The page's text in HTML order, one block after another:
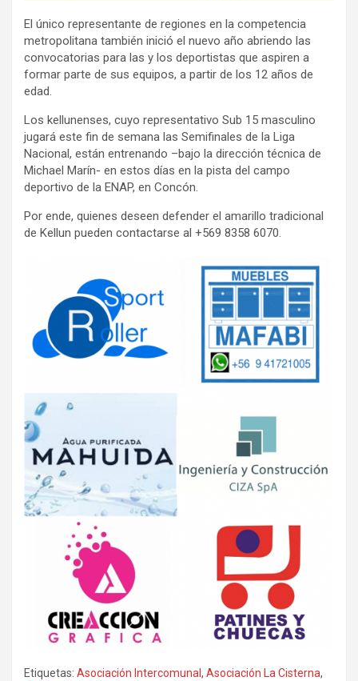
El único representante de regiones en la competencia
metropolitana también inició el nuevo año abriendo las
convocatorias para las y los deportistas que aspiren a
formar parte de sus equipos, a partir de los 12 años de
edad.
Los kellunenses, cuyo representativo Sub 15 masculino
jugará este fin de semana las Semifinales de la Liga
Nacional, están entrenando –bajo la dirección técnica de
Michael Marín- en estos días en la pista del campo
deportivo de la ENAP, en Concón.
Por ende, quienes deseen defender el amarillo tradicional
de Kellun pueden contactarse al +569 8358 6070.
Etiquetas: Asociación Intercomunal , Asociación La Cisterna,